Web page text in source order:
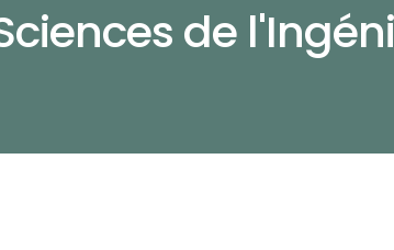
de